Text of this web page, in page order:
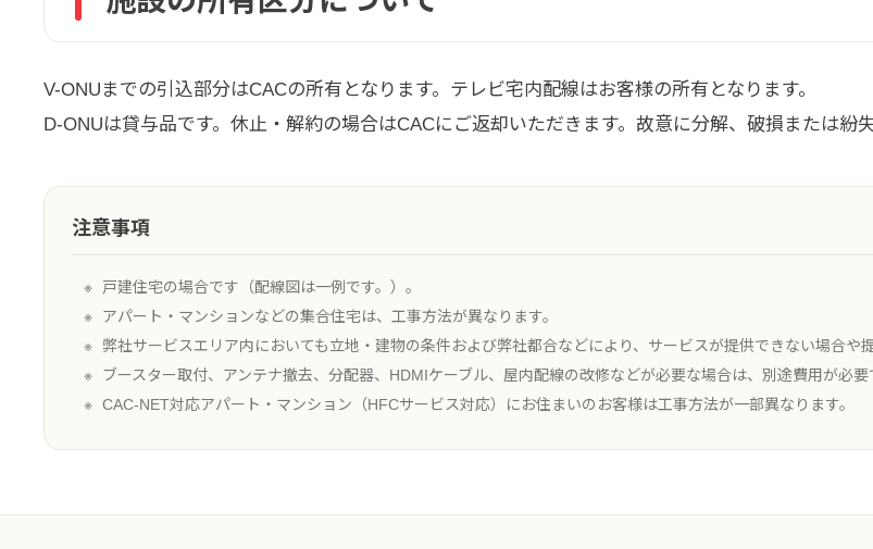
V-ONUまでの引込部分はCACの所有となります。テレビ宅内配線はお客様の所有となります。
D-ONUは貸与品です。休止・解約の場合はCACにご返却いただきます。故意に分解、破損または紛
注意事項
戸建住宅の場合です（配線図は一例です。）。
アパート・マンションなどの集合住宅は、工事方法が異なります。
弊社サービスエリア内においても立地・建物の条件および弊社都合などにより、サービスが提供できない場合や
ブースター取付、アンテナ撤去、分配器、HDMIケーブル、屋内配線の改修などが必要な場合は、別途費用が必要
CAC-NET対応アパート・マンション（HFCサービス対応）にお住まいのお客様は工事方法が一部異なります。